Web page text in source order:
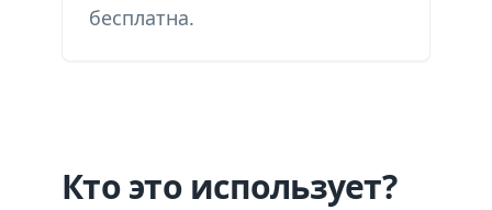
бесплатна.
Кто это использует?